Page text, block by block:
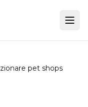
pet shops